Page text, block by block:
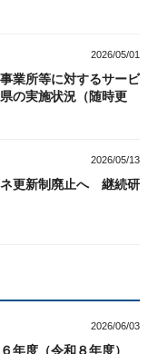
2026/05/01
業所等に対するサービ
の実施状況（随時更
2026/05/13
更新制廃止へ 継続研
2026/06/03
６年度（令和８年度）